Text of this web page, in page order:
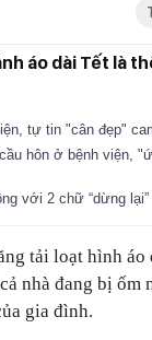
áo dài Tết là
tự tin "cân đẹp"
hôn ở bệnh viện,
với 2 chữ “dừng
tải loạt hình
nhà đang bị ốm
gia đình.